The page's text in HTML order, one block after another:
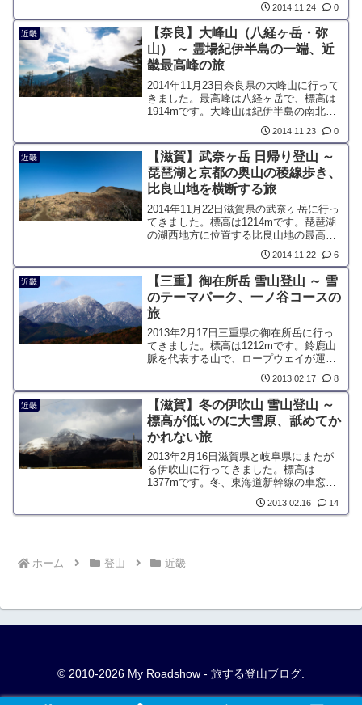
生で有名な曽爾高原を一緒に歩くことが
できます。休日には京阪神からやってく
る登山客や観光客で賑わいを見せます。
2014.11.24 0
近畿
【奈良】大峰山（八経ヶ岳・弥
山） ～ 霊場紀伊半島の一端、近
畿最高峰の旅
2014年11月23日奈良県の大峰山に行って
きました。最高峰は八経ヶ岳で、標高は
1914mです。大峰山は紀伊半島の南北に
伸びる大峰山脈であり、大峰山と名前の
山は存在しません。単一の山で捉えると
山上ヶ岳を指すようです。
2014.11.23 0
近畿
【滋賀】武奈ヶ岳 日帰り登山 ～
琵琶湖と京都の奥山の稜線歩き、
比良山地を横断する旅
2014年11月22日滋賀県の武奈ヶ岳に行っ
てきました。標高は1214mです。琵琶湖
の湖西地方に位置する比良山地の最高峰
です。近畿地方では珍しい八雲ヶ原とい
う高層湿原があるのが特徴です。今回は
比良山地を横断するコースを歩きまし
た。
2014.11.22 6
近畿
【三重】御在所岳 雪山登山 ～ 雪
のテーマパーク、一ノ谷コースの
旅
2013年2月17日三重県の御在所岳に行っ
てきました。標高は1212mです。鈴鹿山
脈を代表する山で、ロープウェイが運行
しているので人気の山です。太平洋に面
していながら、地理的に積雪量が多いで
す。
2013.02.17 8
近畿
【滋賀】冬の伊吹山 雪山登山 ～
標高が低いのに大雪原、舐めてか
かれない旅
2013年2月16日滋賀県と岐阜県にまたが
る伊吹山に行ってきました。標高は
1377mです。冬、東海道新幹線の車窓か
ら関ヶ原を通過するときに、真っ白に雪
で覆われた山を見たことがある人がいる
2013.02.16 14
ホーム 登山 近畿
© 2010-2026 My Roadshow - 旅する登山ブログ.